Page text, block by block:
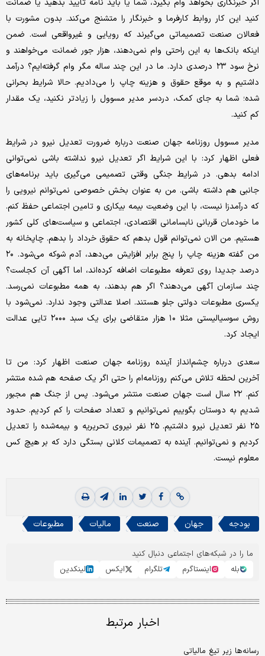
اگر خبرنگاری بخواهد وام بگیرد، شما یا باید نامه تایید بدهید یا ضمانت
کنید این کار روابط کارفرما و خبرنگار را متشنج می‌کند. بدون مشورت با
فعالان صنعت تصمیماتی می‌گیرند که رویایی و غیرواقعی است. ضمن
اینکه بانک‌ها به این راحتی وام نمی‌دهند، هزار جور ضمانت می‌خواهند و
نرخ سود ۲۳ درصدی دارد. ما در این چند ساله مگر وام گرفته‌ایم؟ درآمد
داشتیم و به موقع حقوق و هزینه چاپ را می‌دادیم. حالا شرایط بحرانی
شده؛ شما به جای کمک، دردسر مدیر مسوول را زیادتر نکنید، یک مقدار
کم کنید.
مدیر مسوول روزنامه جهان صنعت درباره ضرورت تعدیل نیرو در شرایط
فعلی اظهار کرد: با این شرایط اگر تعدیل نیرو نداشته باشی نمی‌توانی
ادامه بدهی. در شرایط جنگی وقتی تصمیمی می‌گیری باید برنامه‌های
جانبی هم داشته باشی. من به عنوان بخش خصوصی نمی‌توانم نیرویی را
که درآمدزا نیست، با این وضعیت بیمه بیکاری و تامین اجتماعی حفظ کنم.
ما خودمان قربانی نابسامانی اقتصادی، اجتماعی و سیاست‌های کلی کشور
هستیم. من الان نمی‌توانم قول بدهم که حقوق خرداد را بدهم. چاپخانه به
من گفته هزینه چاپ را پنج برابر افزایش می‌دهد، آدم شوکه می‌شود. ۲۰
درصد جدیدا روی تعرفه مطبوعات اضافه کرده‌اند، اما آگهی آن کجاست؟
چند سازمان آگهی می‌دهند؟ اگر هم بدهند، به همه مطبوعات نمی‌رسد.
یکسری مطبوعات دولتی جلو هستند. اصلا عدالتی وجود ندارد. نمی‌شود با
روش سوسیالیستی مثلا ۱۰ هزار متقاضی برای یک سبد ۲۰۰۰ تایی عدالت
ایجاد کرد.
سعدی درباره چشم‌انداز آینده روزنامه جهان صنعت اظهار کرد: من تا
آخرین لحظه تلاش می‌کنم روزنامه‌ام را حتی اگر یک صفحه هم شده منتشر
کنم. ۲۲ سال است جهان صنعت منتشر می‌شود. پس از جنگ هم مجبور
شدیم به دوستان بگوییم نمی‌توانیم‌ و تعداد صفحات را کم کردیم. حدود
۲۵ نفر تعدیل نیرو داشتیم. ۲۵ نفر نیروی تحریریه و بیمه‌شده را تعدیل
کردیم و نمی‌توانیم. آینده به تصمیمات کلانی بستگی دارد که بر هیچ کس
معلوم نیست.
بودجه جهان صنعت مالیات مطبوعات
ما را در شبکه‌های اجتماعی دنبال کنید
بله
اینستاگرم تلگرام ایکس لینکدین
اخبار مرتبط
رسانه‌ها زیر تیغ مالیاتی